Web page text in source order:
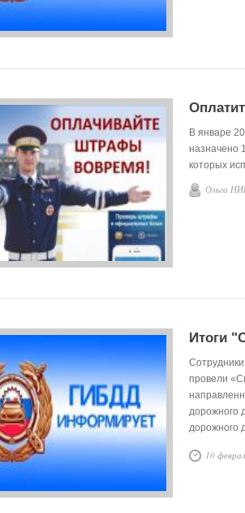
В январе
назначено
которых
Ольга
Итоги
провели
дорожного
дорожного
10